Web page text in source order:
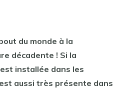
du monde à la
décadente ! Si la
installée dans les
aussi très présente dans